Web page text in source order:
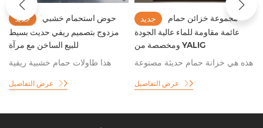
جديد
مجموعة خزائن حمام
عائمة مقاومة للماء عالية الجودة
ومخصصة من YALIG
هذه هي خزانة حمام حديثة مصنوعة
تحتوي على فواصل وأدراج، مما
بشرائط إضاءة ليد، جميلة وعملية.
عرض التفاصيل
جديد
حوض حمام عائم حديث
مقاوم للماء مصنوع من حجر
الكوارتز الاصطناعي الأكثر مبيعًا
هذا خزانة حمام عصرية بسيطة
مستلزمات الحمام ومرآة حمام
عندما تستيقظ مبكرًا لغسل الملابس
عرض التفاصيل